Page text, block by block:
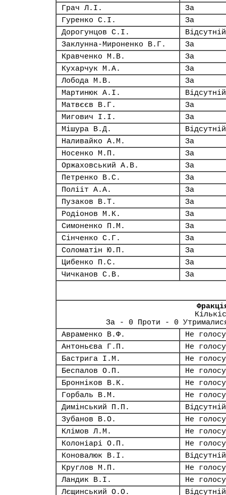
Грач Л.І.
За
Гуренко С.І.
За
Дорогунцов С.І.
Відсутній
Заклунна-Мироненко В.Г.
За
Кравченко М.В.
За
Кухарчук М.А.
За
Лобода М.В.
За
Мартинюк А.І.
Відсутній
Матвєєв В.Г.
За
Мигович І.І.
За
Мішура В.Д.
Відсутній
Наливайко А.М.
За
Носенко М.П.
За
Оржаховський А.В.
За
Петренко В.С.
За
Полііт А.А.
За
Пузаков В.Т.
За
Родіонов М.К.
За
Симоненко П.М.
За
Сінченко С.Г.
За
Соломатін Ю.П.
За
Цибенко П.С.
За
Чичканов С.В.
За
За - 0 Проти - 0
Авраменко В.Ф.
Не
Антоньєва Г.П.
Не
Бастрига І.М.
Не
Беспалов О.П.
Не
Бронніков В.К.
Не
Горбаль В.М.
Не
Димінський П.П.
Відсутній
Зубанов В.О.
Не
Клімов Л.М.
Не
Колоніарі О.П.
Не
Коновалюк В.І.
Відсутній
Круглов М.П.
Не
Ландик В.І.
Не
Лєщинський О.О.
Відсутній